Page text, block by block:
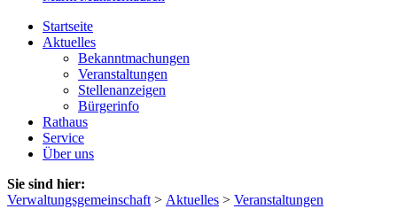
Startseite
Aktuelles
Bekanntmachungen
Veranstaltungen
Stellenanzeigen
Bürgerinfo
Rathaus
Service
Über uns
Sie sind hier:
Verwaltungsgemeinschaft > Aktuelles > Veranstaltungen